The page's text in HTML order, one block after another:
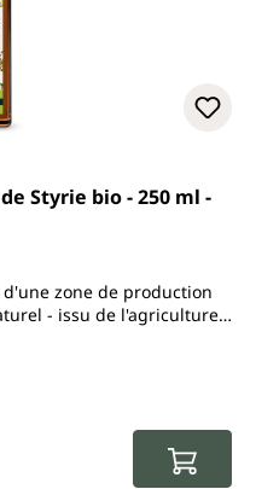
Styrie bio - 250 ml -
zone de production
- issu de l'agriculture